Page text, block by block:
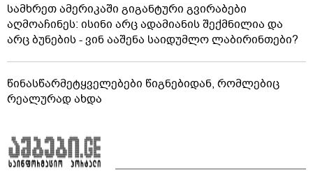
სამხრეთ ამერიკაში გიგანტური გვირაბები
აღმოაჩინეს: ისინი არც ადამიანის შექმნილია და
არც ბუნების - ვინ ააშენა საიდუმლო ლაბირინთები?
წინასწარმეტყველებები წიგნებიდან, რომლებიც
რეალურად ახდა